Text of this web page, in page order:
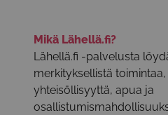
Mikä Lähellä.fi?
Lähellä.fi -palvelusta
merkityksellistä toimintaa,
yhteisöllisyyttä, apua ja